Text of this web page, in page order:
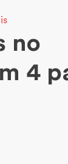
no
4